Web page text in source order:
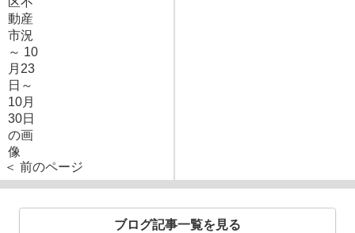
＜ 前のページ
ブログ記事一覧を見る